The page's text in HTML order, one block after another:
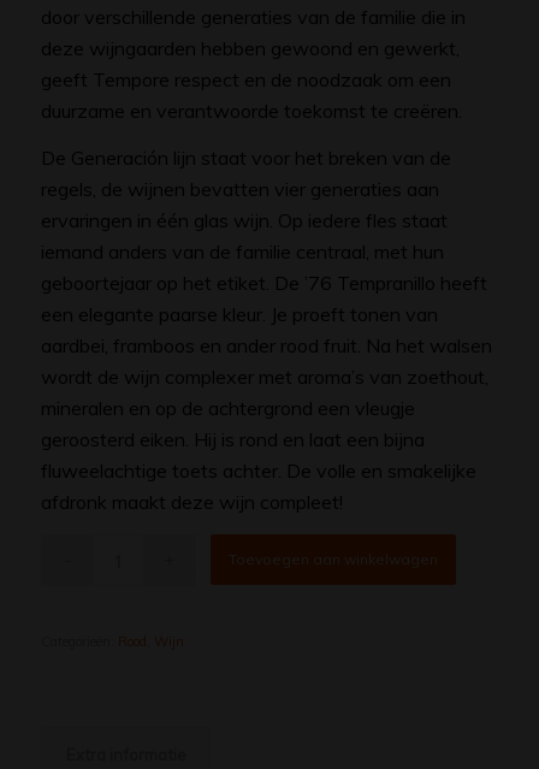
door verschillende generaties van de familie die in
deze wijngaarden hebben gewoond en gewerkt,
geeft Tempore respect en de noodzaak om een ​​
duurzame en verantwoorde toekomst te creëren.
De Generación lijn staat voor het breken van de
regels, de wijnen bevatten vier generaties aan
ervaringen in één glas wijn. Op iedere fles staat
iemand anders van de familie centraal, met hun
geboortejaar op het etiket. De ’76 Tempranillo heeft
een elegante paarse kleur. Je proeft tonen van
aardbei, framboos en ander rood fruit. Na het walsen
wordt de wijn complexer met aroma’s van zoethout,
mineralen en op de achtergrond een vleugje
geroosterd eiken. Hij is rond en laat een bijna
fluweelachtige toets achter. De volle en smakelijke
afdronk maakt deze wijn compleet!
Toevoegen aan winkelwagen
Rood Wijn